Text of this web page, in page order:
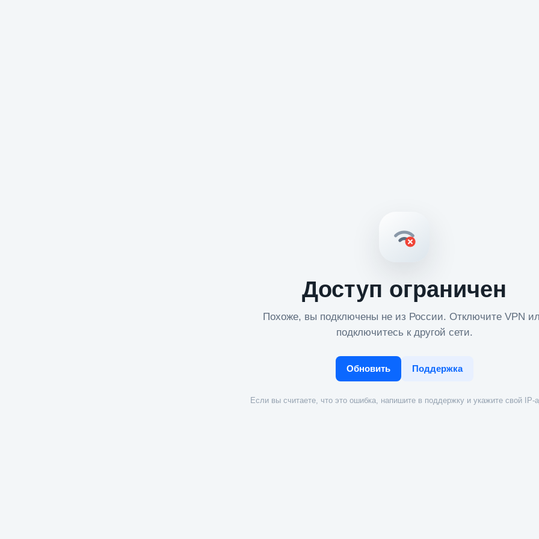
Доступ ограничен
Похоже, вы подключены не из России. Отключите VPN
подключитесь к другой сети.
Обновить Поддержка
Если вы считаете, что это ошибка, напишите в поддержку и укажите свой IP-